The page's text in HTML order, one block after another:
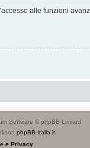
alle funzioni
Software © phpBB Limited
phpBB-Italia.it
e Privacy